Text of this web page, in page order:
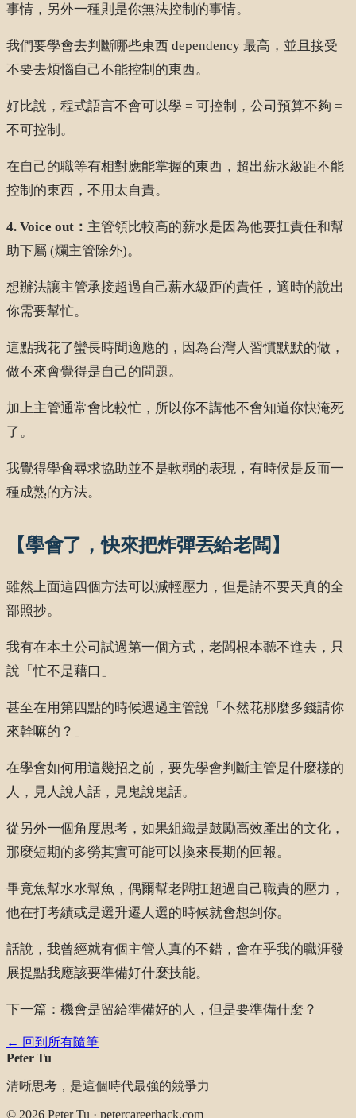
事情，另外一種則是你無法控制的事情。
我們要學會去判斷哪些東西 dependency 最高，並且接受
不要去煩惱自己不能控制的東西。
好比說，程式語言不會可以學 = 可控制，公司預算不夠 =
不可控制。
在自己的職等有相對應能掌握的東西，超出薪水級距不能
控制的東西，不用太自責。
4. Voice out： 主管領比較高的薪水是因為他要扛責任和幫
助下屬 (爛主管除外)。
想辦法讓主管承接超過自己薪水級距的責任，適時的說出
你需要幫忙。
這點我花了蠻長時間適應的，因為台灣人習慣默默的做，
做不來會覺得是自己的問題。
加上主管通常會比較忙，所以你不講他不會知道你快淹死
了。
我覺得學會尋求協助並不是軟弱的表現，有時候是反而一
種成熟的方法。
【學會了，快來把炸彈丟給老闆】
雖然上面這四個方法可以減輕壓力，但是請不要天真的全
部照抄。
我有在本土公司試過第一個方式，老闆根本聽不進去，只
說「忙不是藉口」
甚至在用第四點的時候遇過主管說「不然花那麼多錢請你
來幹嘛的？」
在學會如何用這幾招之前，要先學會判斷主管是什麼樣的
人，見人說人話，見鬼說鬼話。
從另外一個角度思考，如果組織是鼓勵高效產出的文化，
那麼短期的多勞其實可能可以換來長期的回報。
畢竟魚幫水水幫魚，偶爾幫老闆扛超過自己職責的壓力，
他在打考績或是選升遷人選的時候就會想到你。
話說，我曾經就有個主管人真的不錯，會在乎我的職涯發
展提點我應該要準備好什麼技能。
下一篇：機會是留給準備好的人，但是要準備什麼？
← 回到所有隨筆
Peter Tu
清晰思考，是這個時代最強的競爭力
© 2026 Peter Tu · petercareerhack.com